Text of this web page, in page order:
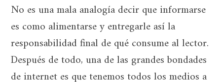
No es una mala analogía decir que informarse
es como alimentarse y entregarle así la
responsabilidad final de qué consume al lector.
Después de todo, una de las grandes bondades
de internet es que tenemos todos los medios a